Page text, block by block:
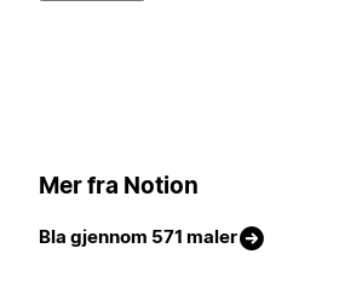
Mer fra Notion
Bla gjennom 571 maler